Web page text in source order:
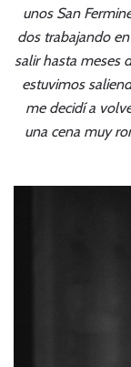
unos San
dos trabajando
salir hasta meses
estuvimos
me decidí a
una cena muy